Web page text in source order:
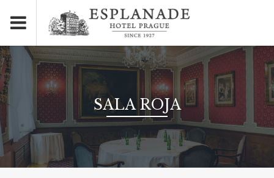
SALA ROJA